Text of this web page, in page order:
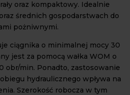
oraz kompaktowy. Idealnie
średnich gospodarstwach do
pożniwnymi.
ciągnika o minimalnej mocy 30
jest za pomocą wałka WOM o
obr/min. Ponadto, zastosowanie
hydraulicznego wpływa na
Szerokość robocza w tym